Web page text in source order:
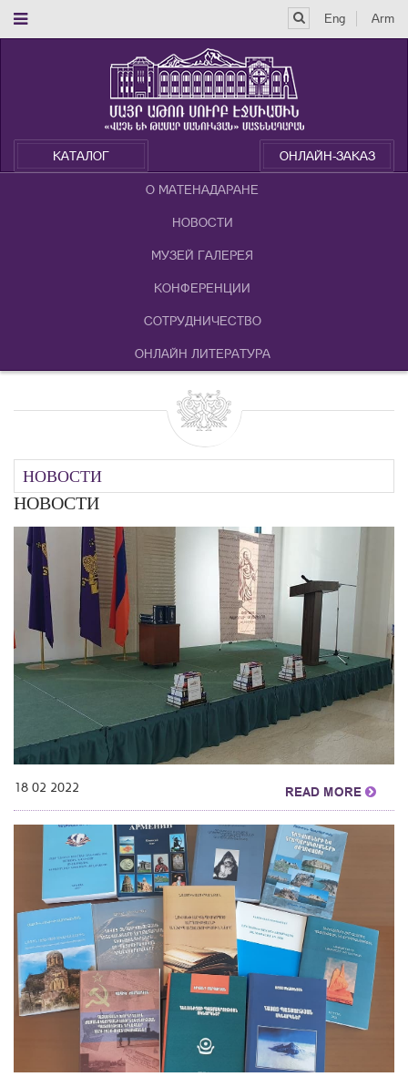
Eng Arm
КАТАЛОГ ОНЛАЙН-ЗАКАЗ
О МАТЕНАДАРАНЕ
НОВОСТИ
МУЗЕЙ ГАЛЕРЕЯ
КОНФЕРЕНЦИИ
СОТРУДНИЧЕСТВО
ОНЛАЙН ЛИТЕРАТУРА
НОВОСТИ
НОВОСТИ
18 02 2022 READ MORE